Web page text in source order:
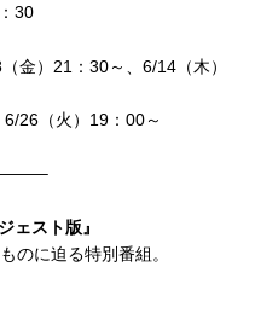
30
金）21：30～、6/14（木）
火）19：00～
スト版』
のに迫る特別番組。